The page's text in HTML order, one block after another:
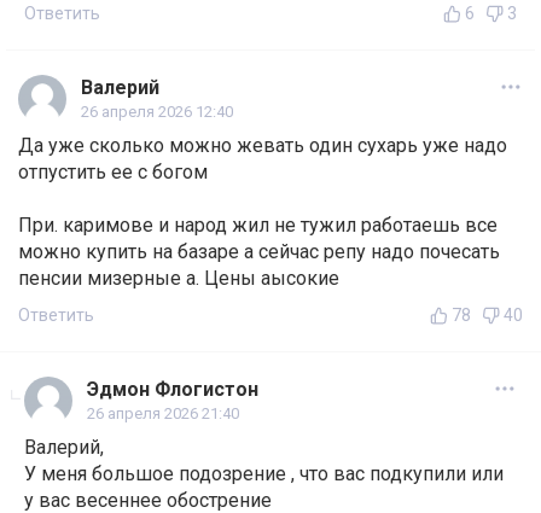
Ответить 6 3
Валерий
26 апреля 2026 12:40
Да уже сколько можно жевать один сухарь уже надо
отпустить ее с богом
При. каримове и народ жил не тужил работаешь все
можно купить на базаре а сейчас репу надо почесать
пенсии мизерные а. Цены аысокие
Ответить 78 40
Эдмон Флогистон
26 апреля 2026 21:40
Валерий,
У меня большое подозрение , что вас подкупили или
у вас весеннее обострение